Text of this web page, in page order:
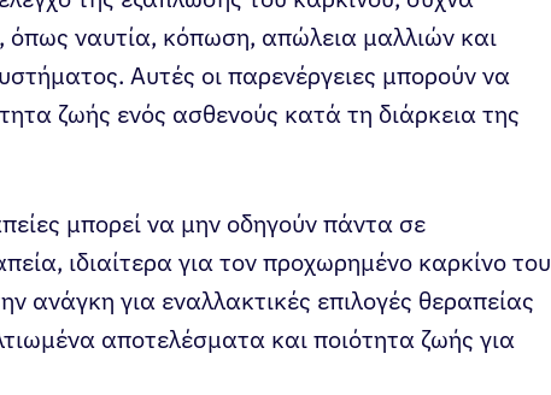
όπως ναυτία, κόπωση, απώλεια μαλλιών και
Αυτές οι παρενέργειες μπορούν να
ζωής ενός ασθενούς κατά τη διάρκεια της
μπορεί να μην οδηγούν πάντα σε
ιδιαίτερα για τον προχωρημένο καρκίνο του
ανάγκη για εναλλακτικές επιλογές θεραπείας
αποτελέσματα και ποιότητα ζωής για